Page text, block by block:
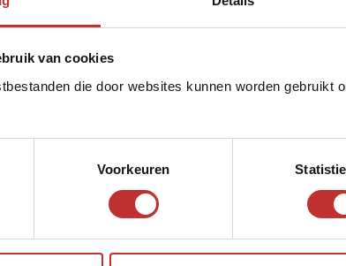
van cookies
die door websites kunnen worden gebruikt
Voorkeuren